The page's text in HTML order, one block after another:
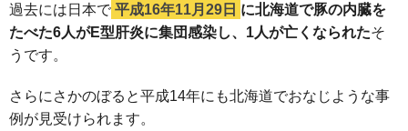
過去には日本で 平成16年11月29日 に北海道で豚の内臓を
たべた6人がE型肝炎に集団感染し、1人が亡くなられたそ
うです。
さらにさかのぼると平成14年にも北海道でおなじような事
例が見受けられます。